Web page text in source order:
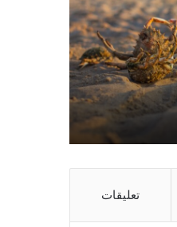
اني
حارس
شخصي
تعليقات